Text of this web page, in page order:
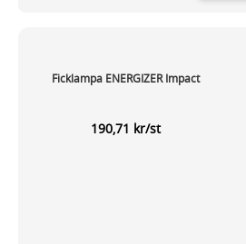
Ficklampa ENERGIZER Impact
190,71 kr/st